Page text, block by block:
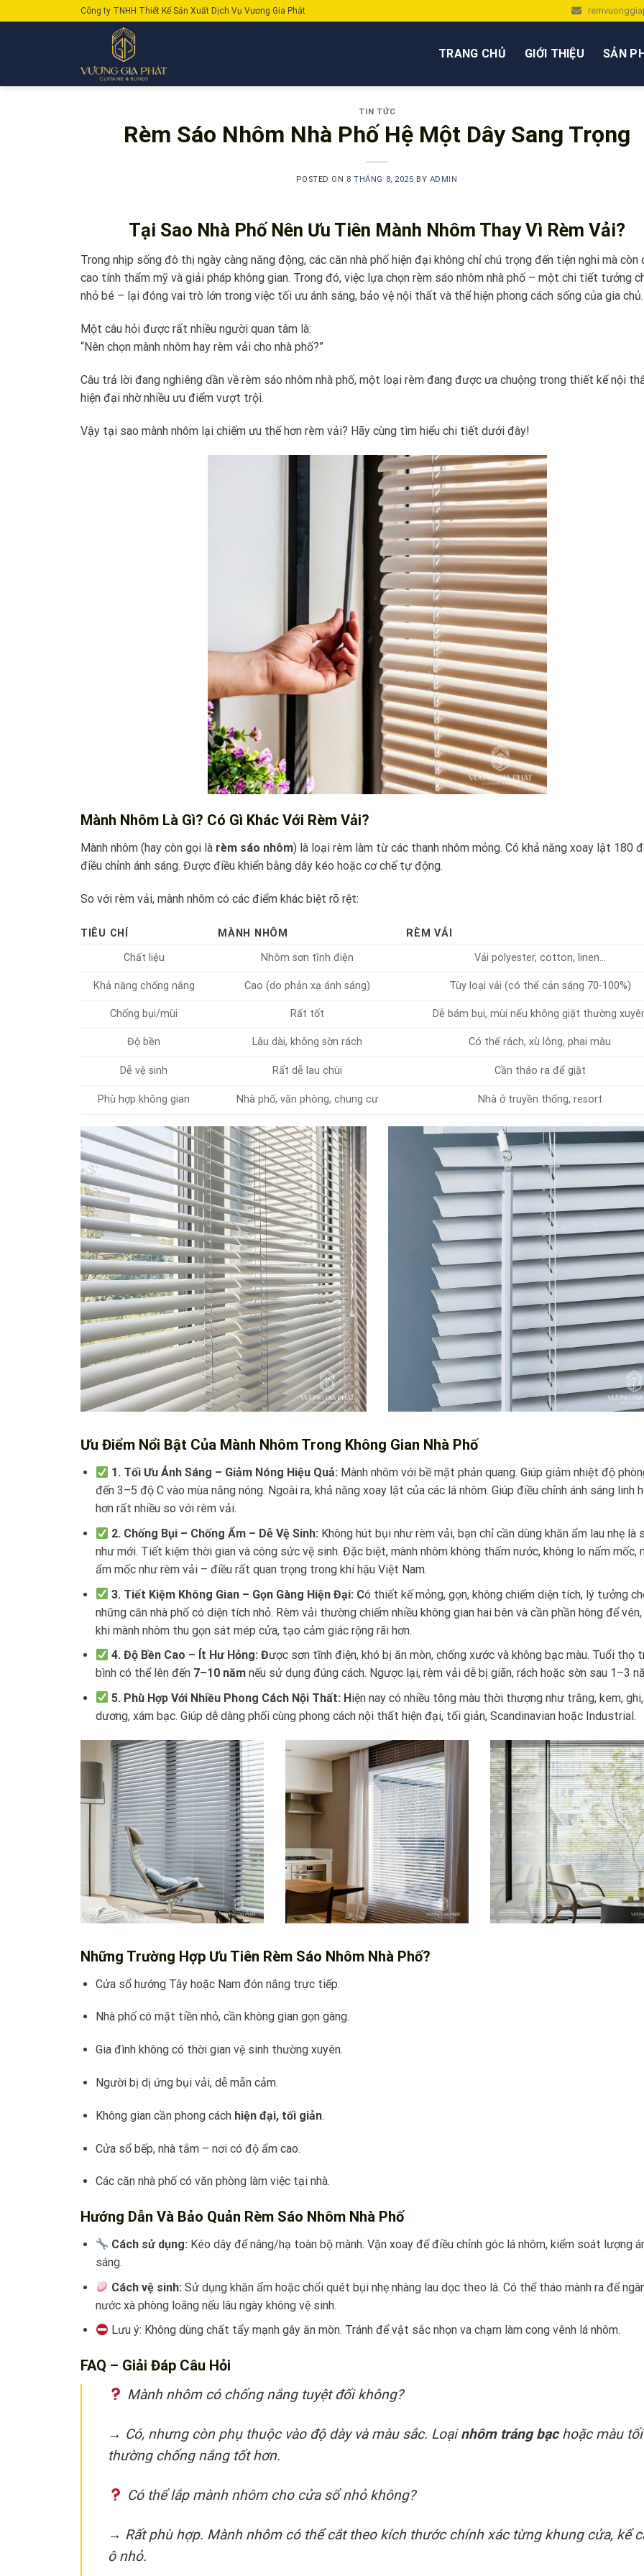
to
Công ty TNHH Thiết Kế Sản Xuất Dịch Vụ Vương Gia Phát
TRANG CHỦ GIỚI THIỆU SẢN
TIN TỨC
Rèm Sáo Nhôm Nhà Phố Hệ Một Dây Sang Trọng
POSTED ON 8 THÁNG 8, 2025 BY ADMIN
Tại Sao Nhà Phố Nên Ưu Tiên Mành Nhôm Thay Vì Rèm Vải?
Trong nhịp sống đô thị ngày càng năng động, các căn nhà phố hiện đại không chỉ chú trọng đến tiện nghi mà còn
cao tính thẩm mỹ và giải pháp không gian. Trong đó, việc lựa chọn rèm sáo nhôm nhà phố – một chi tiết tưởng
nhỏ bé – lại đóng vai trò lớn trong việc tối ưu ánh sáng, bảo vệ nội thất và thể hiện phong cách sống của gia chủ.
Một câu hỏi được rất nhiều người quan tâm là:
“Nên chọn mành nhôm hay rèm vải cho nhà phố?”
Câu trả lời đang nghiêng dần về rèm sáo nhôm nhà phố, một loại rèm đang được ưa chuộng trong thiết kế nội
hiện đại nhờ nhiều ưu điểm vượt trội.
Vậy tại sao mành nhôm lại chiếm ưu thế hơn rèm vải? Hãy cùng tìm hiểu chi tiết dưới đây!
Mành Nhôm Là Gì? Có Gì Khác Với Rèm Vải?
Mành nhôm (hay còn gọi là rèm sáo nhôm) là loại rèm làm từ các thanh nhôm mỏng. Có khả năng xoay lật 180
điều chỉnh ánh sáng. Được điều khiển bằng dây kéo hoặc cơ chế tự động.
So với rèm vải, mành nhôm có các điểm khác biệt rõ rệt:
TIÊU CHÍ MÀNH NHÔM
RÈM VẢI
Chất liệu
Nhôm sơn tĩnh điện Vải polyester, cotton, linen…
Khả năng chống nắng Cao (do phản xạ ánh sáng) Tùy loại vải (có thể cản sáng 70-100%)
Chống bụi/mùi Rất tốt Dễ bám bụi, mùi nếu không giặt thường
Độ bền Lâu dài, không sờn rách Có thể rách, xù lông, phai màu
Dễ vệ sinh Rất dễ lau chùi Cần tháo ra để giặt
Phù hợp không gian Nhà phố, văn phòng, chung cư Nhà ở truyền thống, resort
Ưu Điểm Nổi Bật Của Mành Nhôm Trong Không Gian Nhà Phố
1. Tối Ưu Ánh Sáng – Giảm Nóng Hiệu Quả: Mành nhôm với bề mặt phản quang. Giúp giảm nhiệt độ
đến 3–5 độ C vào mùa nắng nóng. Ngoài ra, khả năng xoay lật của các lá nhôm. Giúp điều chỉnh ánh sáng linh
hơn rất nhiều so với rèm vải.
2. Chống Bụi – Chống Ẩm – Dễ Vệ Sinh: Không hút bụi như rèm vải, bạn chỉ cần dùng khăn ẩm lau nhẹ là
như mới. Tiết kiệm thời gian và công sức vệ sinh. Đặc biệt, mành nhôm không thấm nước, không lo nấm mốc,
ẩm mốc như rèm vải – điều rất quan trọng trong khí hậu Việt Nam.
3. Tiết Kiệm Không Gian – Gọn Gàng Hiện Đại: Có thiết kế mỏng, gọn, không chiếm diện tích, lý tưởng
những căn nhà phố có diện tích nhỏ. Rèm vải thường chiếm nhiều không gian hai bên và cần phần hông để
khi mành nhôm thu gọn sát mép cửa, tạo cảm giác rộng rãi hơn.
4. Độ Bền Cao – Ít Hư Hỏng: Được sơn tĩnh điện, khó bị ăn mòn, chống xước và không bạc màu. Tuổi thọ
bình có thể lên đến 7–10 nămnếu sử dụng đúng cách. Ngược lại, rèm vải dễ bị giãn, rách hoặc sờn sau 1–3
5. Phù Hợp Với Nhiều Phong Cách Nội Thất: Hiện nay có nhiều tông màu thời thượng như trắng, kem,
dương, xám bạc. Giúp dễ dàng phối cùng phong cách nội thất hiện đại, tối giản, Scandinavian hoặc Industrial.
Những Trường Hợp Ưu Tiên Rèm Sáo Nhôm Nhà Phố?
Cửa sổ hướng Tây hoặc Nam đón nắng trực tiếp.
Nhà phố có mặt tiền nhỏ, cần không gian gọn gàng.
Gia đình không có thời gian vệ sinh thường xuyên.
Người bị dị ứng bụi vải, dễ mẫn cảm.
Không gian cần phong cách hiện đại, tối giản.
Cửa sổ bếp, nhà tắm – nơi có độ ẩm cao.
Các căn nhà phố có văn phòng làm việc tại nhà.
Hướng Dẫn Và Bảo Quản Rèm Sáo Nhôm Nhà Phố
Cách sử dụng: Kéo dây để nâng/hạ toàn bộ mành. Vặn xoay để điều chỉnh góc lá nhôm, kiểm soát lượng
sáng.
Cách vệ sinh:Sử dụng khăn ẩm hoặc chổi quét bụi nhẹ nhàng lau dọc theo lá. Có thể tháo mành ra để
nước xà phòng loãng nếu lâu ngày không vệ sinh.
Lưu ý: Không dùng chất tẩy mạnh gây ăn mòn. Tránh để vật sắc nhọn va chạm làm cong vênh lá nhôm.
FAQ – Giải Đáp Câu Hỏi
Mành nhôm có chống nắng tuyệt đối không?
→ Có, nhưng còn phụ thuộc vào độ dày và màu sắc. Loạinhôm tráng bạchoặc màu tối
thường chống nắng tốt hơn.
Có thể lắp mành nhôm cho cửa sổ nhỏ không?
→ Rất phù hợp. Mành nhôm có thể cắt theo kích thước chính xác từng khung cửa, kể
ô nhỏ.